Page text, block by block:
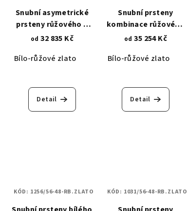
Snubní asymetrické
prsteny růžového a
bílého zlata - hladké
od 32 835 Kč
Bílo-růžové zlato
Detail
Snubní prsteny
kombinace růžového
a bílého zlata -
1498
od 35 254 Kč
Bílo-růžové zlato
Detail
KÓD: 1256/56-48-RB.ZLATO KÓD: 1031/56-48-RB.ZLATO